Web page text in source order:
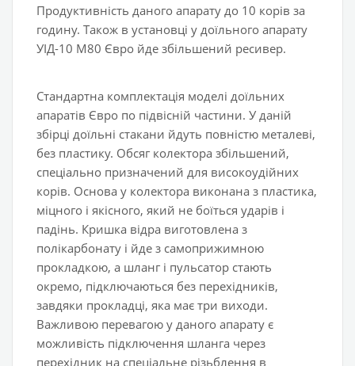
Продуктивність даного апарату до 10 корів за
годину. Також в установці у доїльного апарату
УІД-10 М80 Євро йде збільшений ресивер.
Стандартна комплектація моделі доїльних
апаратів Євро по підвісній частини. У даній
збірці доїльні стакани йдуть повністю металеві,
без пластику. Обсяг колектора збільшений,
спеціально призначений для високоудійних
корів. Основа у колектора виконана з пластика,
міцного і якісного, який не боїться ударів і
падінь. Кришка відра виготовлена з
полікарбонату і йде з самоприжимною
прокладкою, а шланг і пульсатор стають
окремо, підключаються без перехідників,
завдяки прокладці, яка має три виходи.
Важливою перевагою у даного апарату є
можливість підключення шланга через
перехідник на спеціальне різьблення в